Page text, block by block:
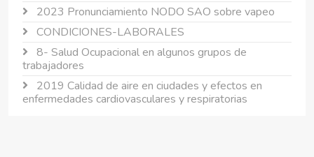
2023 Pronunciamiento NODO SAO sobre vapeo
CONDICIONES-LABORALES
8- Salud Ocupacional en algunos grupos de
trabajadores
2019 Calidad de aire en ciudades y efectos en
enfermedades cardiovasculares y respiratorias